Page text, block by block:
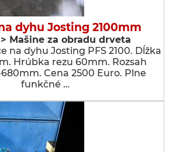
dyhu Josting 2100mm
Мašine za obradu drveta
na dyhu Josting PFS 2100. Dĺžka
Hrúbka rezu 60mm. Rozsah
Cena 2500 Euro. Plne
funkčné …